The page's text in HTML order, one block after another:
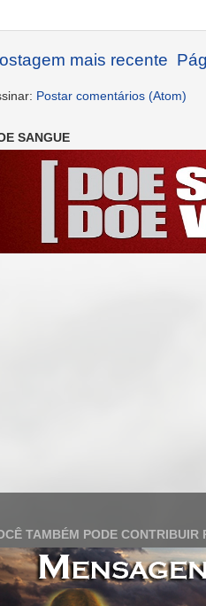
mais recente
Postar comentários (Atom)
SANGUE
TAMBÉM PODE CONTRIBUIR